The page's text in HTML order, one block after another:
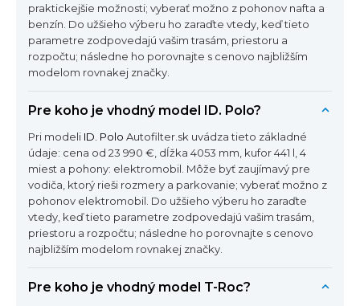
praktickejšie možnosti; vyberať možno z pohonov nafta a
benzín. Do užšieho výberu ho zaraďte vtedy, keď tieto
parametre zodpovedajú vašim trasám, priestoru a
rozpočtu; následne ho porovnajte s cenovo najbližším
modelom rovnakej značky.
Pre koho je vhodný model ID. Polo?
Pri modeli ID. Polo Autofilter.sk uvádza tieto základné
údaje: cena od 23 990 €, dĺžka 4053 mm, kufor 441 l, 4
miest a pohony: elektromobil. Môže byť zaujímavý pre
vodiča, ktorý rieši rozmery a parkovanie; vyberať možno z
pohonov elektromobil. Do užšieho výberu ho zaraďte
vtedy, keď tieto parametre zodpovedajú vašim trasám,
priestoru a rozpočtu; následne ho porovnajte s cenovo
najbližším modelom rovnakej značky.
Pre koho je vhodný model T-Roc?